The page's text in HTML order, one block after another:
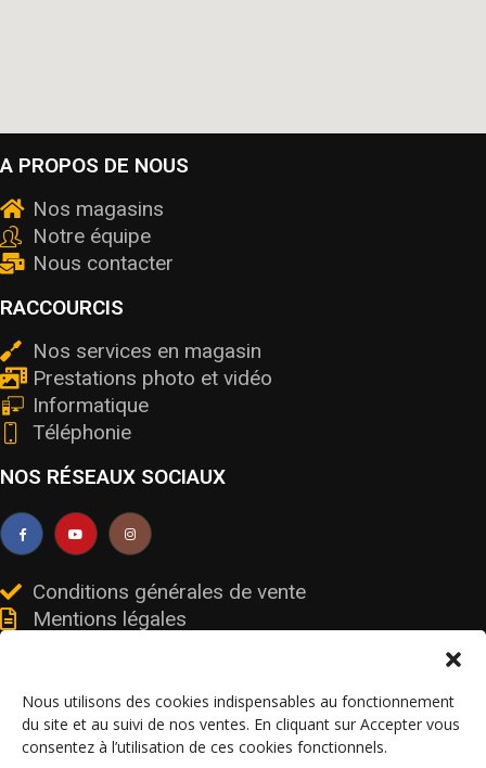
Nous utilisons des cookies indispensables au fonctionnement
du site et au suivi de nos ventes. En cliquant sur Accepter vous
consentez à l’utilisation de ces cookies fonctionnels.
A PROPOS DE NOUS
Nos magasins
Notre équipe
Nous contacter
RACCOURCIS
Nos services en magasin
Prestations photo et vidéo
Informatique
Téléphonie
NOS RÉSEAUX SOCIAUX
Conditions générales de vente
Mentions légales